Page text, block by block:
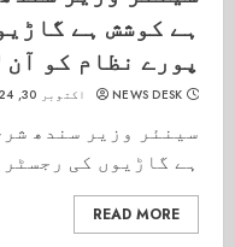
ہے کوشش ہے
پورے نظام کو آن
NEWS DESK اکتوبر 30, 2024
سینئر وزیر سندھ
ہے گاڑیوں کی
READ MORE